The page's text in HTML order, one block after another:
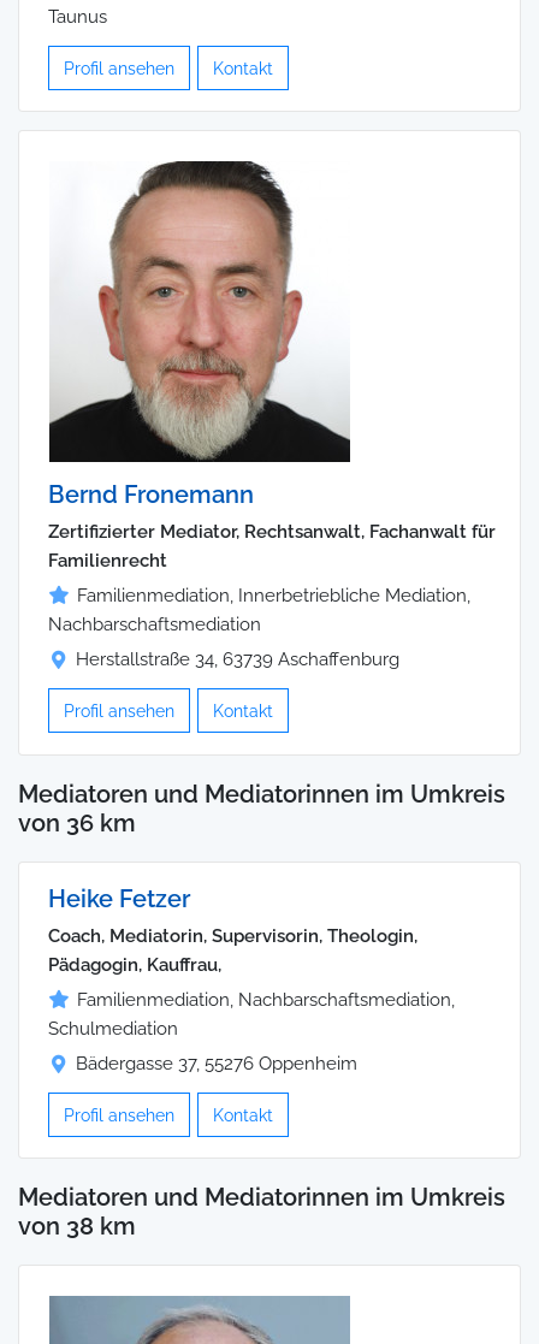
Taunus
Profil ansehen Kontakt
Bernd Fronemann
Zertifizierter Mediator, Rechtsanwalt, Fachanwalt für
Familienrecht
Familienmediation, Innerbetriebliche Mediation,
Nachbarschaftsmediation
Herstallstraße 34, 63739 Aschaffenburg
Profil ansehen Kontakt
Mediatoren und Mediatorinnen im Umkreis
von 36 km
Heike Fetzer
Coach, Mediatorin, Supervisorin, Theologin,
Pädagogin, Kauffrau,
Familienmediation, Nachbarschaftsmediation,
Schulmediation
Bädergasse 37, 55276 Oppenheim
Profil ansehen Kontakt
Mediatoren und Mediatorinnen im Umkreis
von 38 km